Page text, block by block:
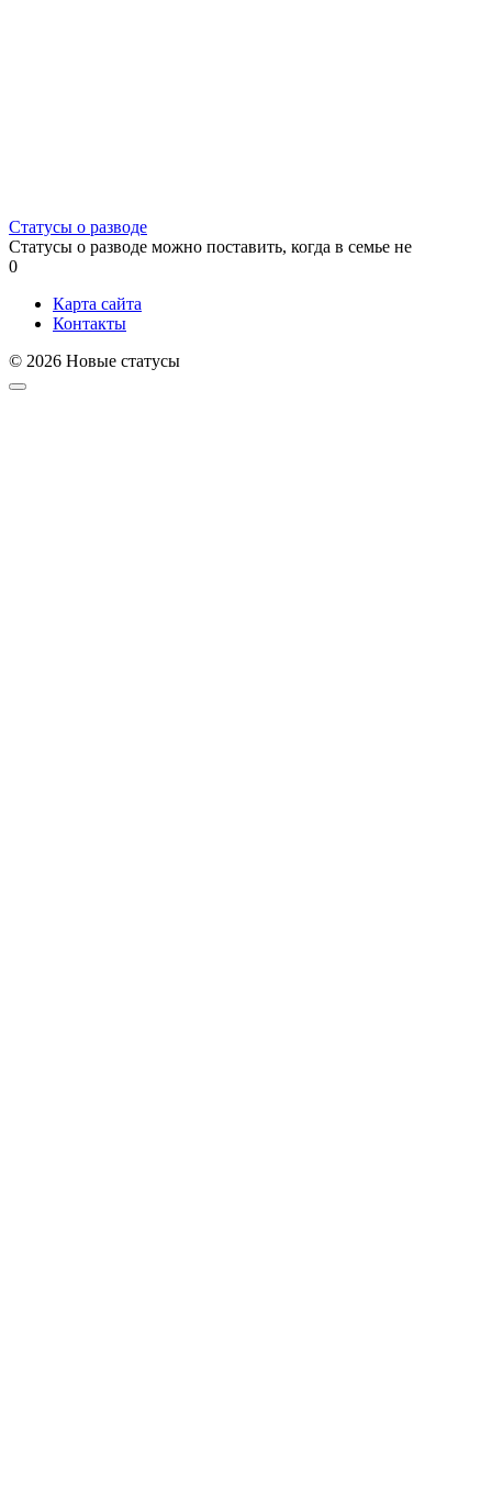
Статусы о разводе
Статусы о разводе можно поставить, когда в семье не
0
Карта сайта
Контакты
© 2026 Новые статусы